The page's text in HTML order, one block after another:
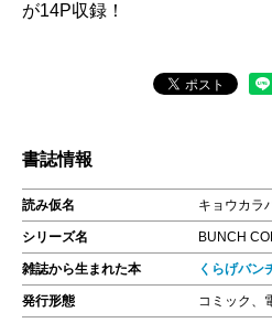
が14P収録！
書誌情報
読み仮名 キョウカラ
シリーズ名 BUNCH
雑誌から生まれた本 くらげバン
発行形態 コミック、